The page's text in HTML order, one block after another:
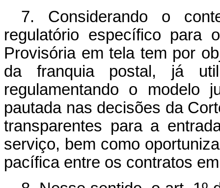
7. Considerando o
regulatório específico para
Provisória em tela tem por
da franquia postal, já
regulamentando o modelo
pautada nas decisões da
transparentes para a
serviço, bem como
pacífica entre os contratos